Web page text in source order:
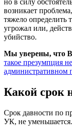
возникает
тяжело
угрожал или,
убийство.
Мы уверены, что
такое презумпция
административном
Какой срок
Срок давности по
УК, не уменьшается.